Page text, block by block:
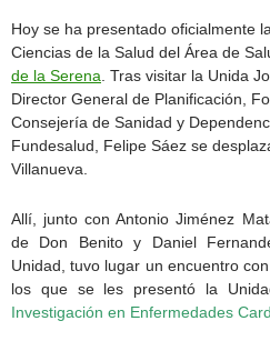
Hoy se ha presentado oficialmente
Ciencias de la Salud del Área de
de la Serena . Tras visitar la Unida
Director General de Planificación,
Consejería de Sanidad y
Fundesalud, Felipe Sáez se
Villanueva.
Allí, junto con Antonio Jiménez
de Don Benito y Daniel
Unidad, tuvo lugar un encuentro
los que se les presentó la
Investigación en Enfermedades